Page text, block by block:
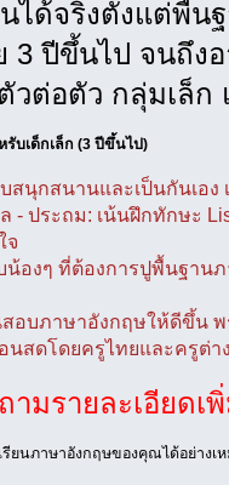
ได้จริงตั้งแต่พื้น
3 ปีขึ้นไป จนถึง
วต่อตัว กลุ่มเล็ก
บเด็กเล็ก (3 ปีขึ้นไป)
บสนุกสนานและเป็นกันเอ
- ประถม: เน้นฝึกทักษะ
จ
องๆ ที่ต้องการปูพื้นฐาน
อบภาษาอังกฤษให้ดีขึ้น
นสดโดยครูไทยและครูต่
มรายละเอียดเ
รียนภาษาอังกฤษของคุณได้อย่าง